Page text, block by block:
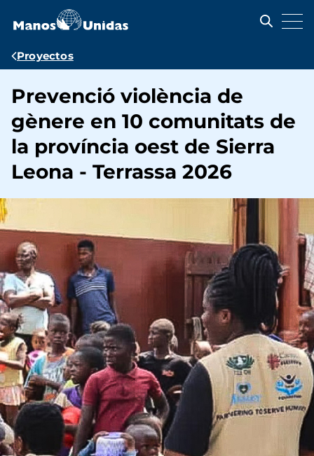
contenido
Ruta
navegación
Proyectos
Prevenció violència de
gènere en 10 comunitats de
la província oest de Sierra
Leona - Terrassa 2026